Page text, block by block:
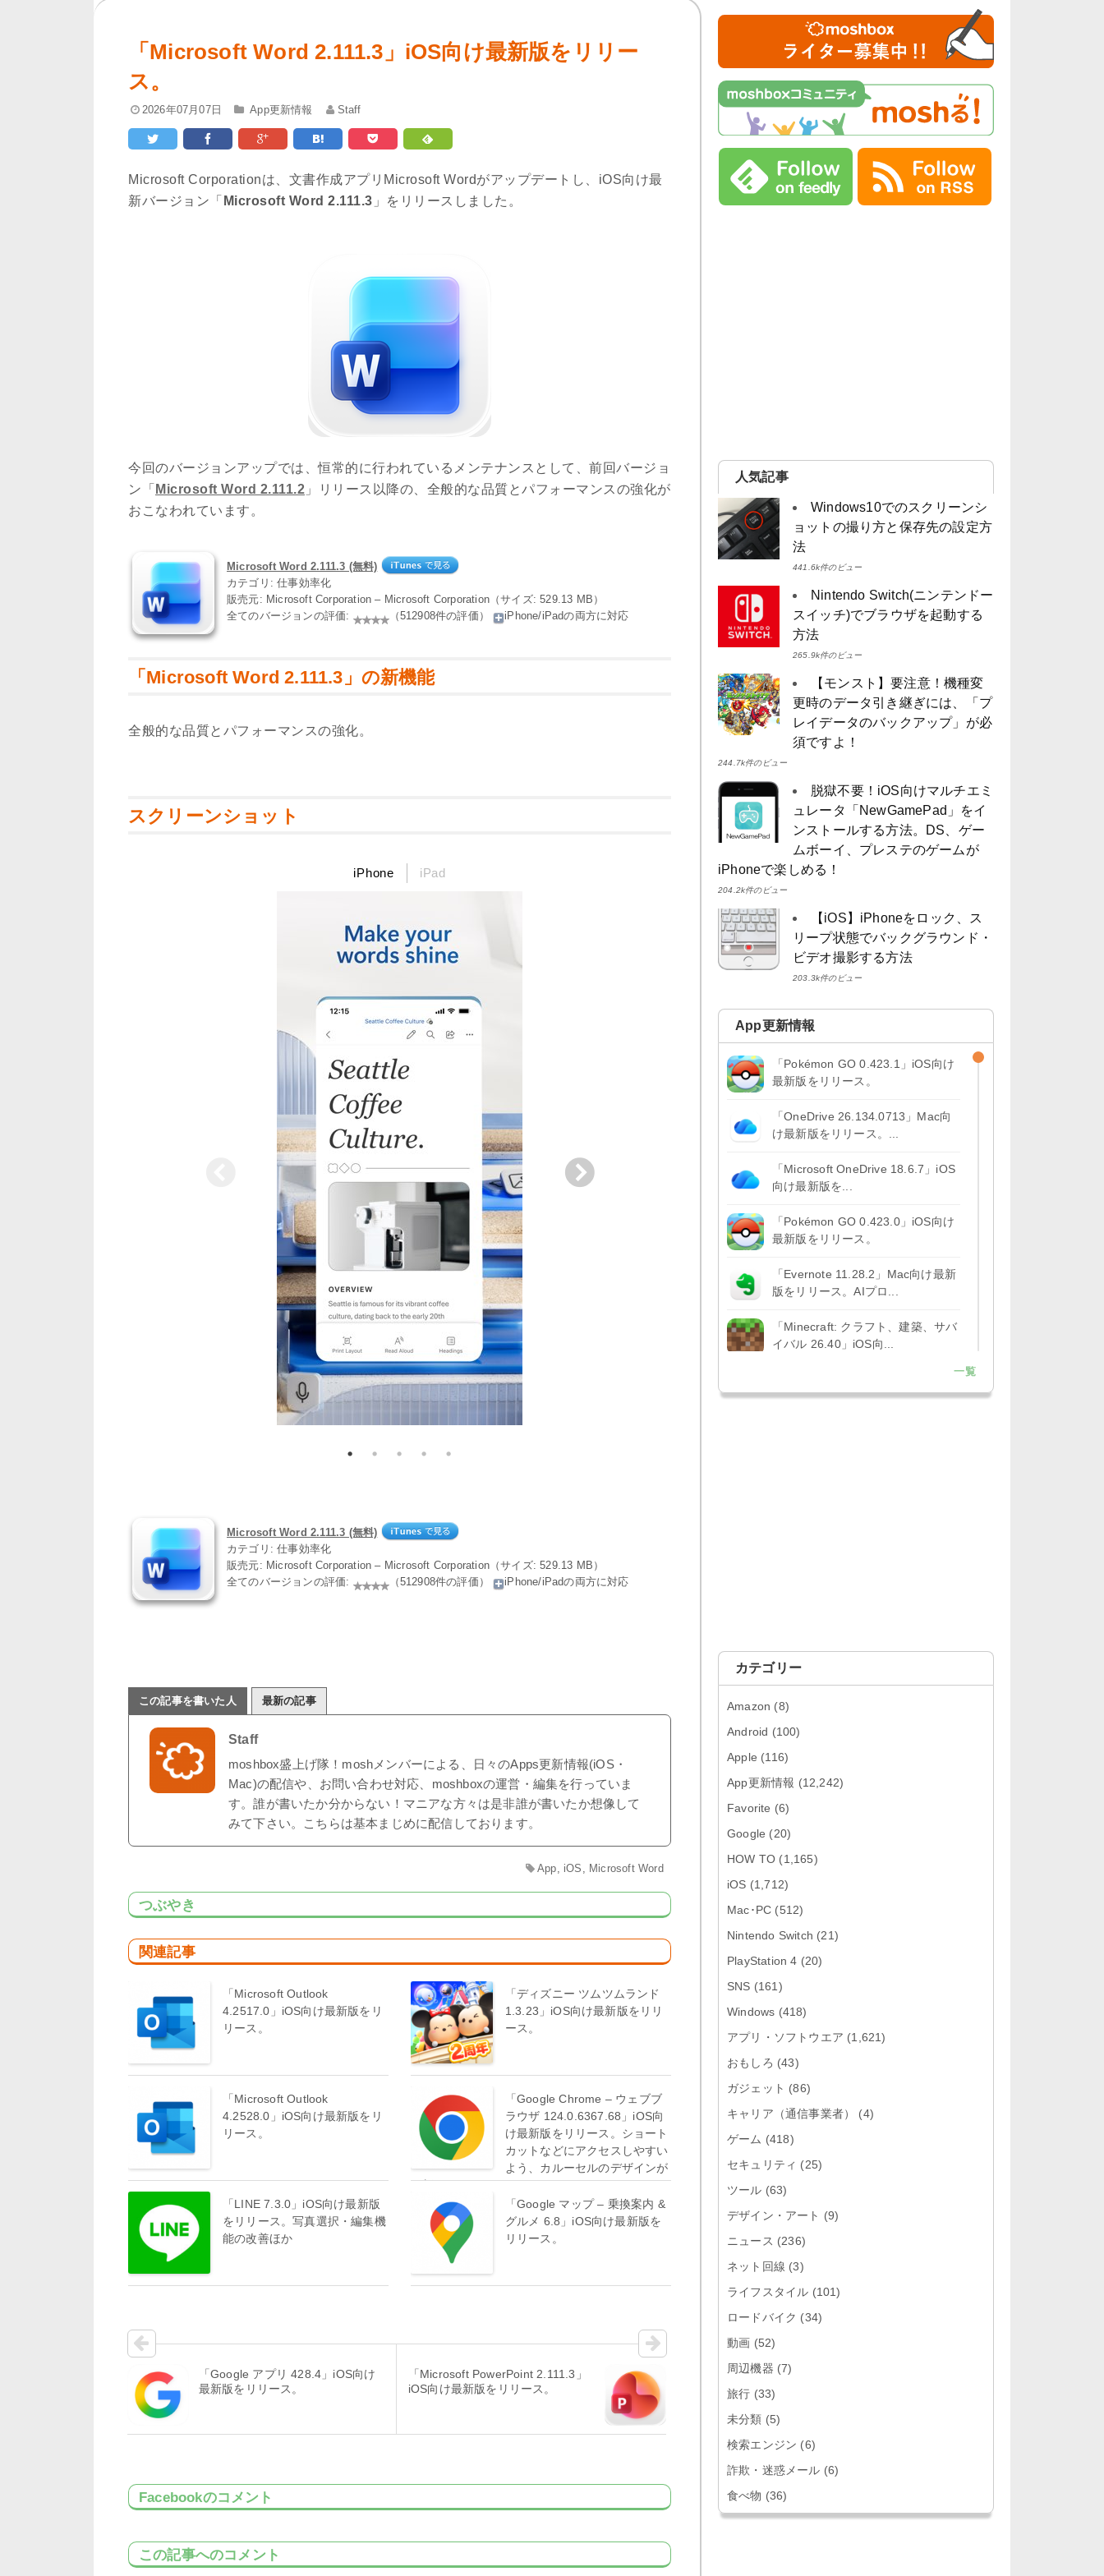
「Microsoft Word 2.111.3」iOS向け最新版をリリー
ス。
2026年07月07日 App更新情報 Staff
Microsoft Corporationは、文書作成アプリMicrosoft Wordがアップデートし、iOS向け最
新バージョン「 Microsoft Word 2.111.3 」をリリースしました。
今回のバージョンアップでは、恒常的に行われているメンテナンスとして、前回バージョ
ン「 Microsoft Word 2.111.2 」リリース以降の、全般的な品質とパフォーマンスの強化が
おこなわれています。
Microsoft Word 2.111.3 (無料)
カテゴリ: 仕事効率化
販売元: Microsoft Corporation – Microsoft Corporation（サイズ: 529.13 MB）
全てのバージョンの評価:
（512908件の評価） iPhone/iPadの両方に対応
「Microsoft Word 2.111.3」の新機能
全般的な品質とパフォーマンスの強化。
スクリーンショット
iPhone iPad
Microsoft Word 2.111.3 (無料)
カテゴリ: 仕事効率化
販売元: Microsoft Corporation – Microsoft Corporation（サイズ: 529.13 MB）
全てのバージョンの評価:
（512908件の評価） iPhone/iPadの両方に対応
この記事を書いた人 最新の記事
Staff
moshbox盛上げ隊！moshメンバーによる、日々のApps更新情報(iOS・
Mac)の配信や、お問い合わせ対応、moshboxの運営・編集を行っていま
す。誰が書いたか分からない！マニアな方々は是非誰が書いたか想像して
みて下さい。こちらは基本まじめに配信しております。
App iOS Microsoft Word
つぶやき
関連記事
「Microsoft Outlook
4.2517.0」iOS向け最新版をリ
リース。
「ディズニー ツムツムランド
1.3.23」iOS向け最新版をリリ
ース。
「Microsoft Outlook
4.2528.0」iOS向け最新版をリ
リース。
「Google Chrome – ウェブブ
ラウザ 124.0.6367.68」iOS向
け最新版をリリース。ショート
カットなどにアクセスしやすい
よう、カルーセルのデザインが
一新されました。
「LINE 7.3.0」iOS向け最新版
をリリース。写真選択・編集機
能の改善ほか
「Google マップ – 乗換案内 &
グルメ 6.8」iOS向け最新版を
リリース。
「Google アプリ 428.4」iOS向け
最新版をリリース。
「Microsoft PowerPoint 2.111.3」
iOS向け最新版をリリース。
Facebookのコメント
この記事へのコメント
人気記事
Windows10でのスクリーンシ
ョットの撮り方と保存先の設定方
法
441.6k件のビュー
Nintendo Switch(ニンテンドー
スイッチ)でブラウザを起動する
方法
265.9k件のビュー
【モンスト】要注意！機種変
更時のデータ引き継ぎには、「プ
レイデータのバックアップ」が必
須ですよ！
244.7k件のビュー
脱獄不要！iOS向けマルチエミ
ュレータ「NewGamePad」をイ
ンストールする方法。DS、ゲー
ムボーイ、プレステのゲームが
iPhoneで楽しめる！
204.2k件のビュー
【iOS】iPhoneをロック、ス
リープ状態でバックグラウンド・
ビデオ撮影する方法
203.3k件のビュー
App更新情報
「Pokémon GO 0.423.1」iOS向け
最新版をリリース。
「OneDrive 26.134.0713」Mac向
け最新版をリリース。...
「Microsoft OneDrive 18.6.7」iOS
向け最新版を...
「Pokémon GO 0.423.0」iOS向け
最新版をリリース。
「Evernote 11.28.2」Mac向け最新
版をリリース。AIプロ...
「Minecraft: クラフト、建築、サバ
イバル 26.40」iOS向...
ザ 151.0.7922....
け最新版をリリース。
け最新版をリリ...
iOS向け最...
け最新版をリリー...
「Firefox 高速・プライベートなブ
ラウザー 153.2」iOS向け...
「Google アプリ 432.8」iOS向け
「X 12.14」iOS向け最新版をリリ
「LINE 26.3.1」Mac向け最新版を
「YouTube 21.31.3」iOS向け最新
一覧
カテゴリー
Amazon (8)
Android (100)
Apple (116)
App更新情報 (12,242)
Favorite (6)
Google (20)
HOW TO (1,165)
iOS (1,712)
Mac･PC (512)
Nintendo Switch (21)
PlayStation 4 (20)
SNS (161)
Windows (418)
アプリ・ソフトウエア (1,621)
おもしろ (43)
ガジェット (86)
キャリア（通信事業者）
(4)
ゲーム (418)
セキュリティ (25)
ツール (63)
デザイン・アート (9)
ニュース (236)
ネット回線 (3)
ライフスタイル (101)
ロードバイク (34)
動画 (52)
周辺機器 (7)
旅行 (33)
未分類 (5)
検索エンジン (6)
詐欺・迷惑メール (6)
食べ物 (36)